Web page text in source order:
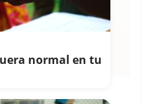
normal en tu